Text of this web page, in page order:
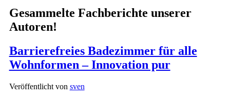
Gesammelte Fachberichte unserer
Autoren!
Barrierefreies Badezimmer für alle
Wohnformen – Innovation pur
Veröffentlicht von sven